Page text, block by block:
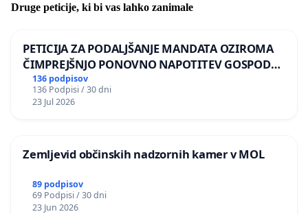
Druge peticije, ki bi vas lahko zanimale
PETICIJA ZA PODALJŠANJE MANDATA OZIROMA
ČIMPREJŠNJO PONOVNO NAPOTITEV GOSPODA
BERNARDA ŠRAJNERJA NA VELEPOSLANIŠTVO
REPUBLIKE SLOVENIJE V MOSKVI
136 podpisov
136 Podpisi / 30 dni
23 Jul 2026
Zemljevid občinskih nadzornih kamer v MOL
89 podpisov
69 Podpisi / 30 dni
23 Jun 2026